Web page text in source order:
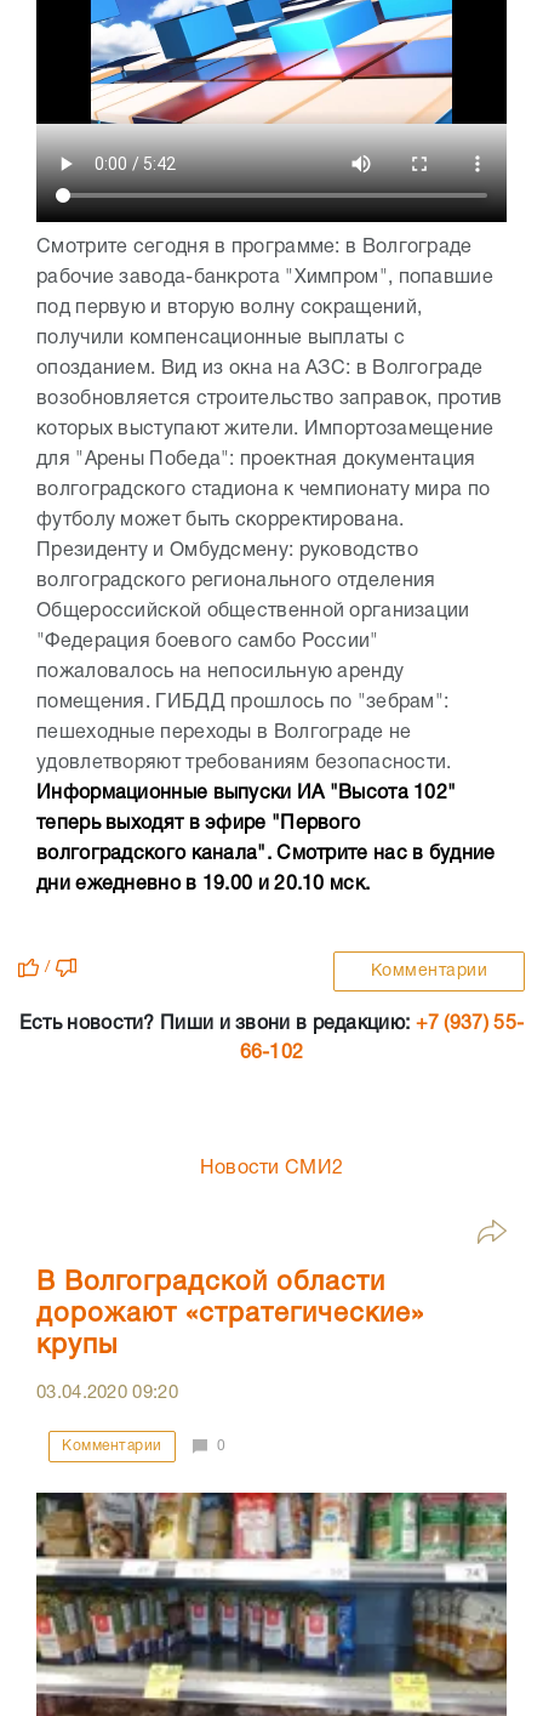
Смотрите сегодня в программе: в Волгограде
рабочие завода-банкрота "Химпром", попавшие
под первую и вторую волну сокращений,
получили компенсационные выплаты с
опозданием. Вид из окна на АЗС: в Волгограде
возобновляется строительство заправок, против
которых выступают жители. Импортозамещение
для "Арены Победа": проектная документация
волгоградского стадиона к чемпионату мира по
футболу может быть скорректирована.
Президенту и Омбудсмену: руководство
волгоградского регионального отделения
Общероссийской общественной организации
"Федерация боевого самбо России"
пожаловалось на непосильную аренду
помещения. ГИБДД прошлось по "зебрам":
пешеходные переходы в Волгограде не
удовлетворяют требованиям безопасности.
Информационные выпуски ИА "Высота 102"
теперь выходят в эфире "Первого
волгоградского канала". Смотрите нас в будние
дни ежедневно в 19.00 и 20.10 мск.
/ Комментарии
Есть новости? Пиши и звони в редакцию: +7 (937) 55-
66-102
Новости СМИ2
В Волгоградской области
дорожают «стратегические»
крупы
03.04.202009:20
Комментарии 0